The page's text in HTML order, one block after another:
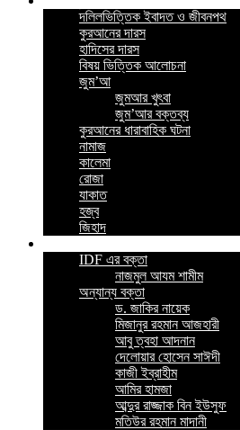
দলিলভিত্তিক ইবাদত ও জীবনপথ
কুরআনের দারস
হাদিসের দারস
বিষয় ভিত্তিক আলোচনা
জুম’আ
জুমআর খুৎবা
জুম’আর বক্তব্য
কুরআনের ধারাবাহিক ঘটনা
নামাজ
কালেমা
রোজা
যাকাত
হজ্ব
জিহাদ
IDF এর বক্তা
নাজমুল আযম শামীম
অন্যান্য বক্তা
ড. জাকির নায়েক
মিজানুর রহমান আজহারী
আবু ত্বহা আদনান
দেলোয়ার হোসেন সাঈদী
কাজী ইব্রাহীম
আমির হামজা
আব্দুর রাজ্জাক বিন ইউসুফ
মতিউর রহমান মাদানী